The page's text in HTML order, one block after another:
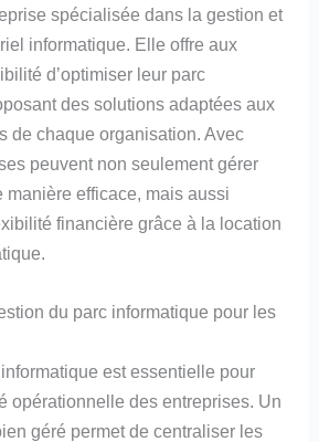
spécialisée dans la gestion et
informatique. Elle offre aux
d’optimiser leur parc
des solutions adaptées aux
de chaque organisation. Avec
peuvent non seulement gérer
manière efficace, mais aussi
financière grâce à la location
du parc informatique pour les
est essentielle pour
opérationnelle des entreprises. Un
géré permet de centraliser les